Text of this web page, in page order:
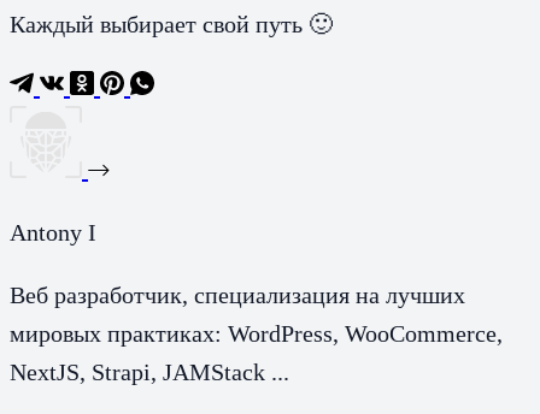
Каждый выбирает свой путь 🙂
Antony I
Веб разработчик, специализация на лучших
мировых практиках: WordPress, WooCommerce,
NextJS, Strapi, JAMStack ...